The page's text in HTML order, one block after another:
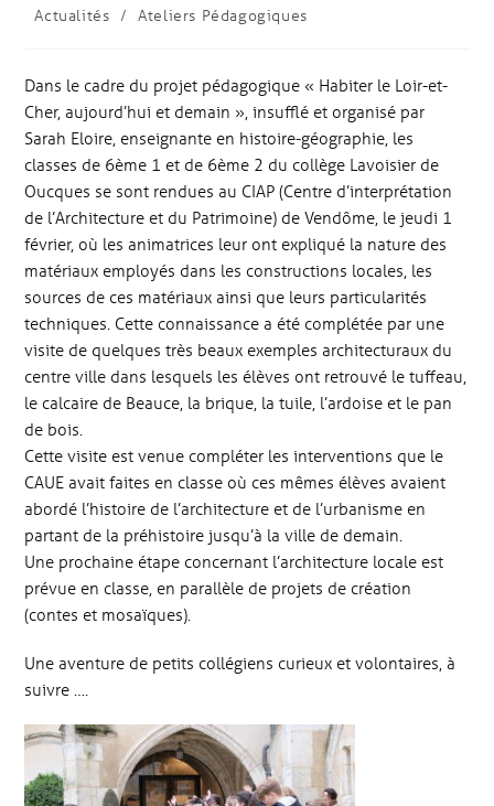
Actualités / Ateliers Pédagogiques
Dans le cadre du projet pédagogique « Habiter le Loir-et-
Cher, aujourd’hui et demain », insufflé et organisé par
Sarah Eloire, enseignante en histoire-géographie, les
classes de 6ème 1 et de 6ème 2 du collège Lavoisier de
Oucques se sont rendues au CIAP (Centre d’interprétation
de l’Architecture et du Patrimoine) de Vendôme, le jeudi 1
février, où les animatrices leur ont expliqué la nature des
matériaux employés dans les constructions locales, les
sources de ces matériaux ainsi que leurs particularités
techniques. Cette connaissance a été complétée par une
visite de quelques très beaux exemples architecturaux du
centre ville dans lesquels les élèves ont retrouvé le tuffeau,
le calcaire de Beauce, la brique, la tuile, l’ardoise et le pan
de bois.
Cette visite est venue compléter les interventions que le
CAUE avait faites en classe où ces mêmes élèves avaient
abordé l’histoire de l’architecture et de l’urbanisme en
partant de la préhistoire jusqu’à la ville de demain.
Une prochaine étape concernant l’architecture locale est
prévue en classe, en parallèle de projets de création
(contes et mosaïques).
Une aventure de petits collégiens curieux et volontaires, à
suivre ….